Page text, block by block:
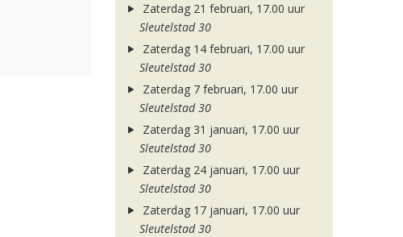
Zaterdag 21 februari, 17.00 uur
Sleutelstad 30
Zaterdag 14 februari, 17.00 uur
Sleutelstad 30
Zaterdag 7 februari, 17.00 uur
Sleutelstad 30
Zaterdag 31 januari, 17.00 uur
Sleutelstad 30
Zaterdag 24 januari, 17.00 uur
Sleutelstad 30
Zaterdag 17 januari, 17.00 uur
Sleutelstad 30